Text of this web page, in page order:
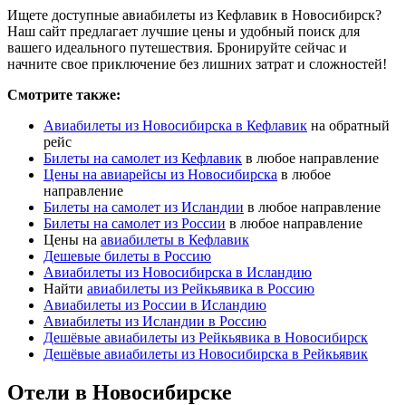
Ищете доступные авиабилеты из Кефлавик в Новосибирск?
Наш сайт предлагает лучшие цены и удобный поиск для
вашего идеального путешествия. Бронируйте сейчас и
начните свое приключение без лишних затрат и сложностей!
Смотрите также:
Авиабилеты из Новосибирска в Кефлавик на обратный
рейс
Билеты на самолет из Кефлавик в любое направление
Цены на авиарейсы из Новосибирска в любое
направление
Билеты на самолет из Исландии в любое направление
Билеты на самолет из России в любое направление
Цены на авиабилеты в Кефлавик
Дешевые билеты в Россию
Авиабилеты из Новосибирска в Исландию
Найти авиабилеты из Рейкьявика в Россию
Авиабилеты из России в Исландию
Авиабилеты из Исландии в Россию
Дешёвые авиабилеты из Рейкьявика в Новосибирск
Дешёвые авиабилеты из Новосибирска в Рейкьявик
Отели в Новосибирске